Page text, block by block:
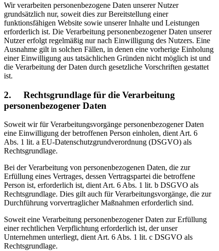
Wir verarbeiten personenbezogene Daten unserer Nutzer
grundsätzlich nur, soweit dies zur Bereitstellung einer
funktionsfähigen Website sowie unserer Inhalte und Leistungen
erforderlich ist. Die Verarbeitung personenbezogener Daten unserer
Nutzer erfolgt regelmäßig nur nach Einwilligung des Nutzers. Eine
Ausnahme gilt in solchen Fällen, in denen eine vorherige Einholung
einer Einwilligung aus tatsächlichen Gründen nicht möglich ist und
die Verarbeitung der Daten durch gesetzliche Vorschriften gestattet
ist.
2. Rechtsgrundlage für die Verarbeitung
personenbezogener Daten
Soweit wir für Verarbeitungsvorgänge personenbezogener Daten
eine Einwilligung der betroffenen Person einholen, dient Art. 6
Abs. 1 lit. a EU-Datenschutzgrundverordnung (DSGVO) als
Rechtsgrundlage.
Bei der Verarbeitung von personenbezogenen Daten, die zur
Erfüllung eines Vertrages, dessen Vertragspartei die betroffene
Person ist, erforderlich ist, dient Art. 6 Abs. 1 lit. b DSGVO als
Rechtsgrundlage. Dies gilt auch für Verarbeitungsvorgänge, die zur
Durchführung vorvertraglicher Maßnahmen erforderlich sind.
Soweit eine Verarbeitung personenbezogener Daten zur Erfüllung
einer rechtlichen Verpflichtung erforderlich ist, der unser
Unternehmen unterliegt, dient Art. 6 Abs. 1 lit. c DSGVO als
Rechtsgrundlage.